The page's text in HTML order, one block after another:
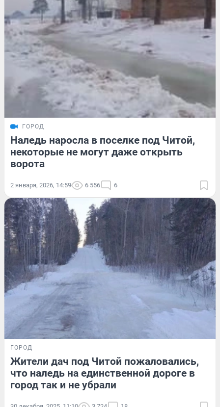
ГОРОД
Наледь наросла в поселке под Читой,
некоторые не могут даже открыть
ворота
2 января, 2026, 14:59 6 556 6
ГОРОД
Жители дач под Читой пожаловались,
что наледь на единственной дороге в
город так и не убрали